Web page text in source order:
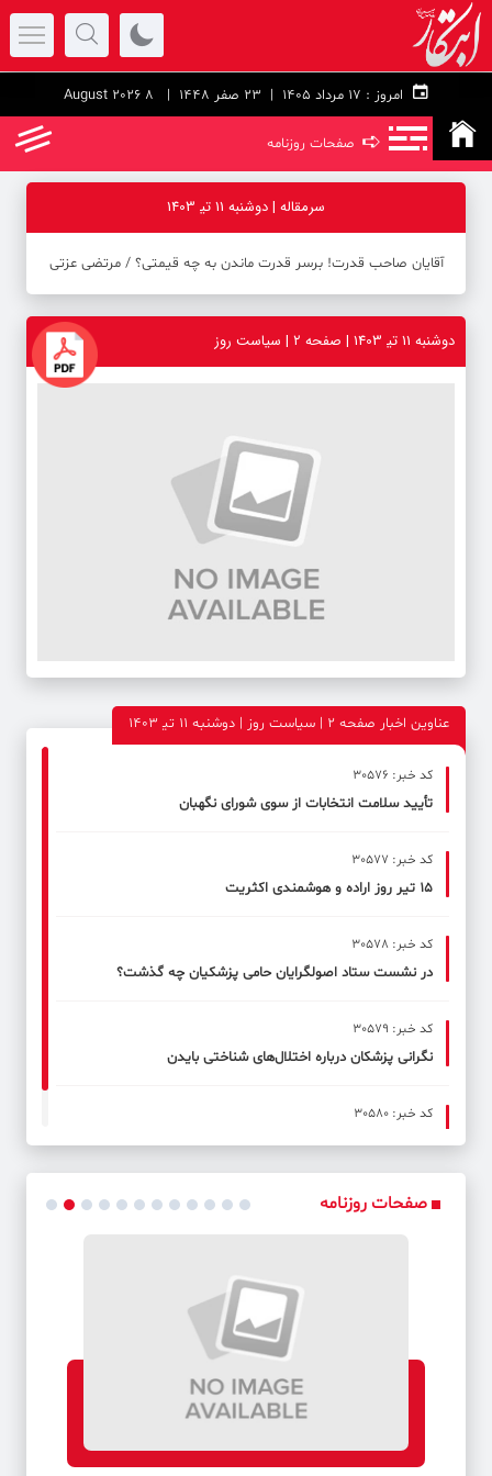
امروز : 23 صفر 1448 | 8 August 2026
➪ صفحات روزنامه
سرمقاله | دوشنبه 11 تی‍ 1403
آقایان صاحب قدرت! برسر قدرت ماندن به چه قیمتی؟ / مرتضی عزتی
دوشنبه 11 تی‍ 1403 | صفحه ۲ | سیاست روز
عناوین اخبار صفحه ۲ | سیاست روز | دوشنبه 11 تی‍ 1403
کد خبر: 30576
تأیید سلامت انتخابات از سوی شورای نگهبان
کد خبر: 30577
15 تیر روز اراده و هوشمندی اکثریت
کد خبر: 30578
در نشست ستاد اصولگرایان حامی پزشکیان چه گذشت؟
کد خبر: 30579
نگرانی پزشکان درباره اختلال‌های شناختی بایدن
کد خبر: 30580
آنهایی که خود بخشی از مشکل‌اند نمی‌توانند ما را نجات دهند
صفحات روزنامه